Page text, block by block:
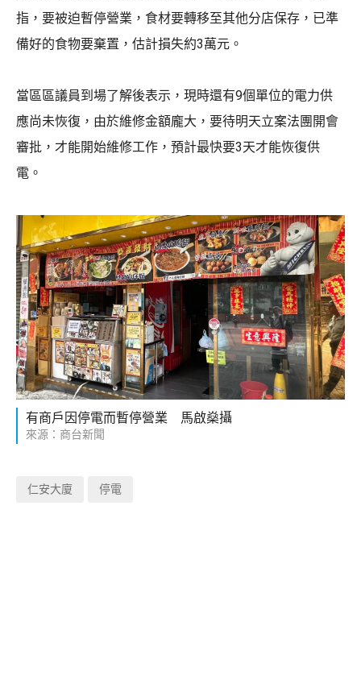
指，要被迫暫停營業，食材要轉移至其他分店保存，已準
備好的食物要棄置，估計損失約3萬元。
當區區議員到場了解後表示，現時還有9個單位的電力供
應尚未恢復，由於維修金額龐大，要待明天立案法團開會
審批，才能開始維修工作，預計最快要3天才能恢復供
電。
有商戶因停電而暫停營業 馬啟燊攝
來源：商台新聞
仁安大廈 停電